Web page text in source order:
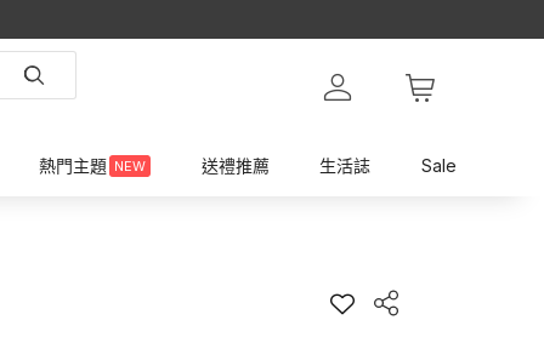
熱門主題 NEW 送禮推薦 生活誌 Sale